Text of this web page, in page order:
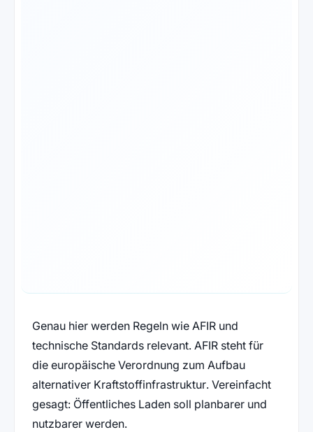
Genau hier werden Regeln wie AFIR und
technische Standards relevant. AFIR steht für
die europäische Verordnung zum Aufbau
alternativer Kraftstoffinfrastruktur. Vereinfacht
gesagt: Öffentliches Laden soll planbarer und
nutzbarer werden.